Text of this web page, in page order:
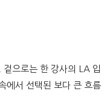
겉으로는 한 강사의 LA 입
에서 선택된 보다 큰 흐름